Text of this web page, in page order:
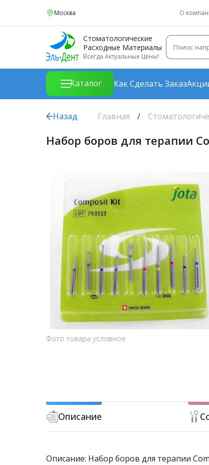
Москва О
Стоматологические
Расходные Материалы
Всегда Актуальные Цены!
Каталог Как Сделать Заказ
Назад Главная
Набор боров для терапии
Фото товара условное
Описание
Описание: Набор боров для терапии